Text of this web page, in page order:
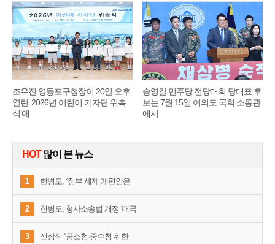
기
조유진 영등포구청장이 20일 오후
열린 ‘2026년 어린이 기자단 위촉
식’에
순
송영길 민주당 전당대회 당대표 후
보는 7월 15일 여의도 국회 소통관
에서
HOT많이 본 뉴스
1 한병도, “정부 세제 개편안은
2 한병도, 형사소송법 개정 '대국
3 신장식 “공소청·중수청 위한